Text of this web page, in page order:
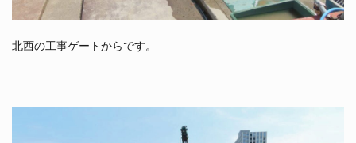
北西の工事ゲートからです。